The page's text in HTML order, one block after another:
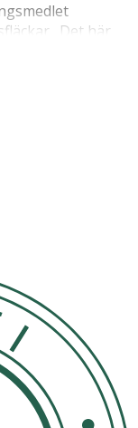
Det här
stilren
med en
någon minut.
parfym och